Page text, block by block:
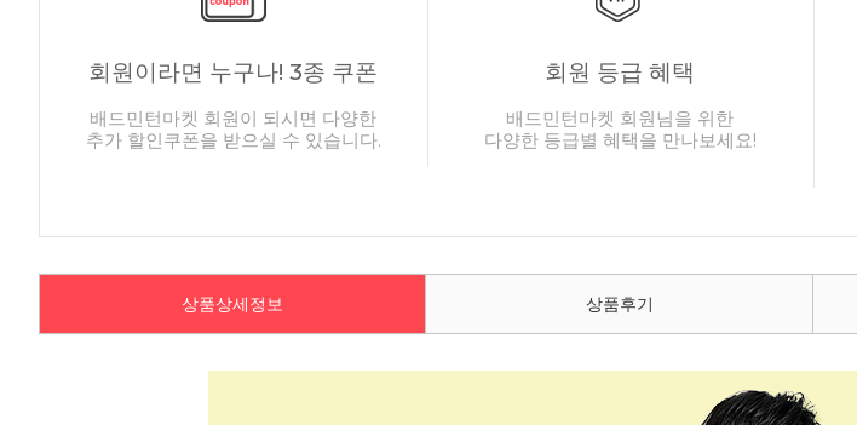
회원이라면 누구나! 3종 쿠폰
배드민턴마켓 회원이 되시면 다양한
추가 할인쿠폰을 받으실 수 있습니다.
회원 등급 혜택
배드민턴마켓 회원님을 위한
다양한 등급별 혜택을 만나보세요!
상품상세정보 상품후기